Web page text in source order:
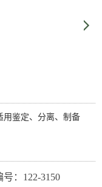
用鉴定、分离、制备
号：122-3150